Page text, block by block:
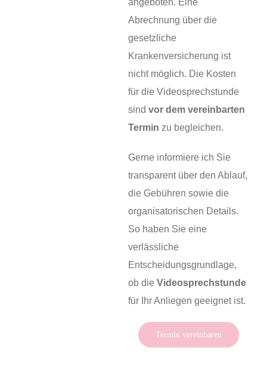
angeboten. Eine
Abrechnung über die
gesetzliche
Krankenversicherung ist
nicht möglich. Die Kosten
für die Videosprechstunde
sindvor dem vereinbarten
Termin zu begleichen.
Gerne informiere ich Sie
transparent über den Ablauf,
die Gebühren sowie die
organisatorischen Details.
So haben Sie eine
verlässliche
Entscheidungsgrundlage,
ob dieVideosprechstunde
für Ihr Anliegen geeignet ist.
Termin vereinbaren